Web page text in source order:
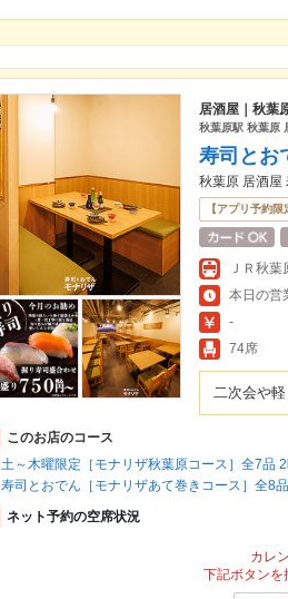
居酒屋｜秋葉
秋葉原駅 秋葉原
寿司と
秋葉原 居酒屋
【アプリ予約
ＪＲ秋
本日の営
-
74席
二次会や
このお店のコース
土～木曜限定［モナリザ秋葉原コース］全7品
寿司とおでん［モナリザあて巻きコース］全8
ネット予約の空席状況
カレ
下記ボタンを